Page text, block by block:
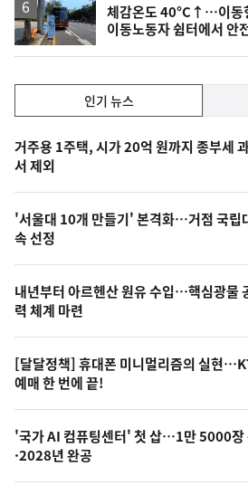
체감온도 40°C↑…이동
이동노동자 쉼터에서 안
기,
최
신,
오
늘
의
영
상
오
늘
의
사
진
인기 뉴스
기
뉴
스
거주용 1주택, 시가 20억 원까지 종부세
서 제외
'서울대 10개 만들기' 본격화…거점 국립
속 선정
내년부터 아르헨산 원유 수입…핵심광물
력 체계 마련
[달달정책] 휴대폰 미니멀리즘의 실현
예매 한 번에 끝!
'국가 AI 컴퓨팅센터' 첫 삽…1만 5000장
·2028년 완공